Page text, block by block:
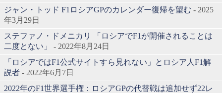
ジャン・トッド F1ロシアGPのカレンダー復帰を望む - 2025
年3月29日
ステファノ・ドメニカリ 「ロシアでF1が開催されることは
二度とない」
- 2022年8月24日
「ロシアではF1公式サイトすら見れない」とロシア人F1解
説者 - 2022年6月7日
2022年のF1世界選手権：ロシアGPの代替戦は追加せず22レ